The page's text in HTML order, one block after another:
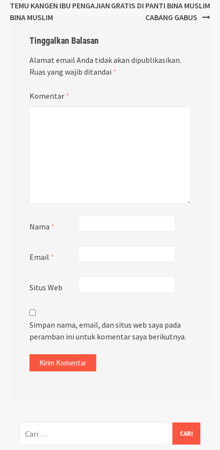
navigation
TEMU KANGEN IBU PENGAJIAN
BINA MUSLIM
GRATIS DI PANTI BINA MUSLIM
CABANG GABUS
Tinggalkan Balasan
Alamat email Anda tidak akan dipublikasikan.
Ruas yang wajib ditandai *
Komentar *
Nama *
Email *
Situs Web
Simpan nama, email, dan situs web saya pada
peramban ini untuk komentar saya berikutnya.
untuk: